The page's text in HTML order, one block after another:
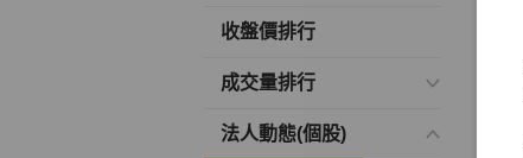
收盤價排行
成交量排行
法人動態(個股)